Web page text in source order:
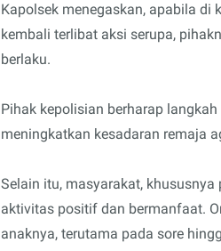
Kapolsek menegaskan, apabila di
kembali terlibat aksi serupa,
berlaku.
Pihak kepolisian berharap
meningkatkan kesadaran remaja
Selain itu, masyarakat,
aktivitas positif dan bermanfaat.
anaknya, terutama pada sore